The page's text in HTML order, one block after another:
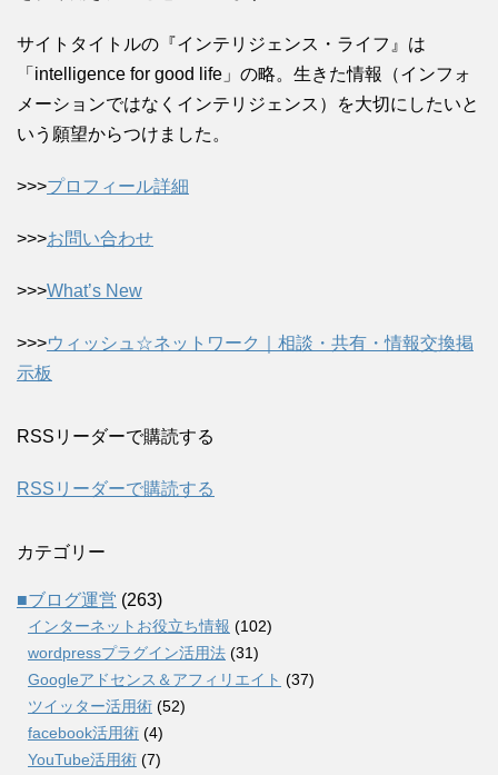
サイトタイトルの『インテリジェンス・ライフ』は
「intelligence for good life」の略。生きた情報（インフォ
メーションではなくインテリジェンス）を大切にしたいと
いう願望からつけました。
>>>プロフィール詳細
>>>お問い合わせ
>>>What’s New
>>>ウィッシュ☆ネットワーク｜相談・共有・情報交換掲
示板
RSSリーダーで購読する
RSSリーダーで購読する
カテゴリー
■ブログ運営 (263)
インターネットお役立ち情報 (102)
wordpressプラグイン活用法 (31)
Googleアドセンス＆アフィリエイト (37)
ツイッター活用術 (52)
facebook活用術 (4)
YouTube活用術 (7)